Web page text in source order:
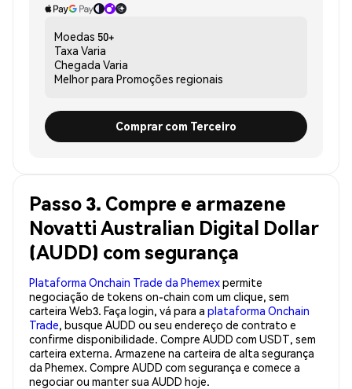
Moedas 50+
Taxa Varia
Chegada Varia
Melhor para Promoções regionais
Comprar com Terceiro
Passo 3. Compre e armazene
Novatti Australian Digital Dollar
(AUDD) com segurança
Plataforma Onchain Trade da Phemexpermite
negociação de tokens on-chain com um clique, sem
carteira Web3. Faça login, vá para a plataforma Onchain
Trade, busque AUDD ou seu endereço de contrato e
confirme disponibilidade. Compre AUDD com USDT, sem
carteira externa. Armazene na carteira de alta segurança
da Phemex. Compre AUDD com segurança e comece a
negociar ou manter sua AUDD hoje.